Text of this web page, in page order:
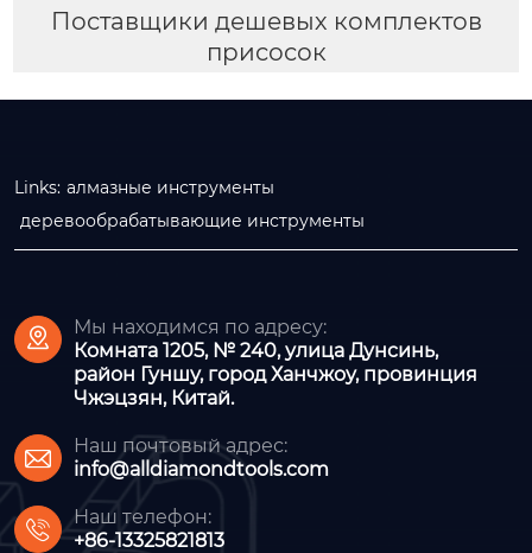
Поставщики дешевых комплектов
присосок
Links: алмазные инструменты
деревообрабатывающие инструменты

Мы находимся по адресу:
Комната 1205, № 240, улица Дунсинь,
район Гуншу, город Ханчжоу, провинция
Чжэцзян, Китай.

Наш почтовый адрес:
info@alldiamondtools.com

Наш телефон:
+86-13325821813